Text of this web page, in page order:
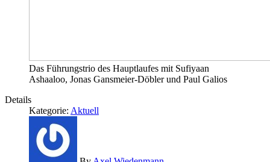
Das Führungstrio des Hauptlaufes mit Sufiyaan
Ashaaloo, Jonas Gansmeier-Döbler und Paul Galios
Details
Kategorie: Aktuell